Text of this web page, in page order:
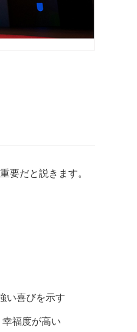
要だと説きます。
い喜びを示す
福度が高い